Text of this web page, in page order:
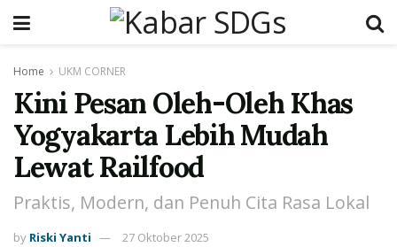
Home UKM CORNER
Kini Pesan Oleh-Oleh Khas
Yogyakarta Lebih Mudah
Lewat Railfood
Praktis, Modern, dan Penuh Cita Rasa Lokal
by Riski Yanti 27 Oktober 2025